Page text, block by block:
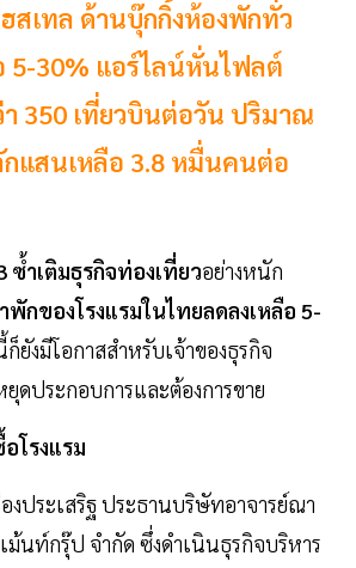
สเทล ด้านบุ๊กกิ้งห้องพักทั่ว
5-30% แอร์ไลน์หั่นไฟลต์
า 350 เที่ยวบินต่อวัน ปริมาณ
กแสนเหลือ 3.8 หมื่นคนต่อ
ซํ้าเติมธุรกิจท่องเที่ยวอย่างหนัก
พักของโรงแรมในไทยลดลงเหลือ 5-
ยังมีโอกาสสำหรับเจ้าของธุรกิจ
ดประกอบการและต้องการขาย
โรงแรม
งประเสริฐ ประธานบริษัทอาจารย์ณา
ม้นท์กรุ๊ป จำกัด ซึ่งดำเนินธุรกิจบริหาร